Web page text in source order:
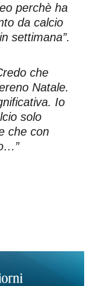
perchè ha
da calcio
settimana”.
che
Natale.
Io
solo
che con